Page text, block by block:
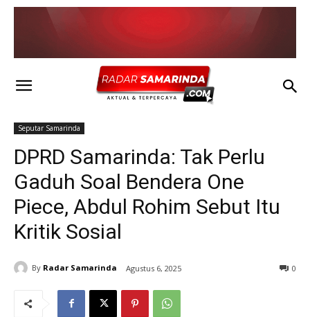
Seputar Samarinda
DPRD Samarinda: Tak Perlu
Gaduh Soal Bendera One
Piece, Abdul Rohim Sebut Itu
Kritik Sosial
By Radar Samarinda Agustus 6, 2025 0